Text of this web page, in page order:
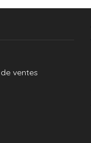
ventes